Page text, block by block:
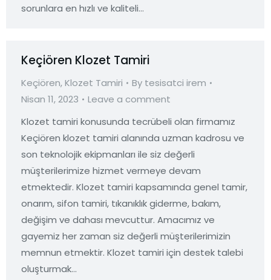
sorunlara en hızlı ve kaliteli…
Keçiören Klozet Tamiri
Keçiören,Klozet Tamiri By tesisatci irem
Nisan 11, 2023
Leave a comment
Klozet tamiri konusunda tecrübeli olan firmamız
Keçiören klozet tamiri alanında uzman kadrosu ve
son teknolojik ekipmanları ile siz değerli
müşterilerimize hizmet vermeye devam
etmektedir. Klozet tamiri kapsamında genel tamir,
onarım, sifon tamiri, tıkanıklık giderme, bakım,
değişim ve dahası mevcuttur. Amacımız ve
gayemiz her zaman siz değerli müşterilerimizin
memnun etmektir. Klozet tamiri için destek talebi
oluşturmak…